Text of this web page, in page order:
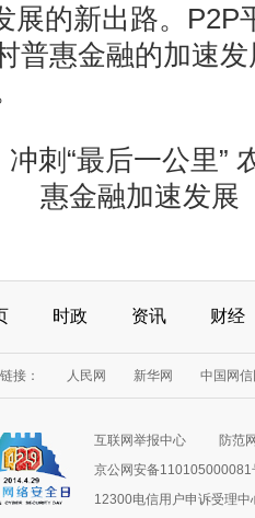
展的新出路。P2P
普惠金融的加速
时政 资讯 财经
接： 人民网 新华网 中国网
互联网举报中心
防范
京公网安备110105000081
12300电信用户申诉受理中